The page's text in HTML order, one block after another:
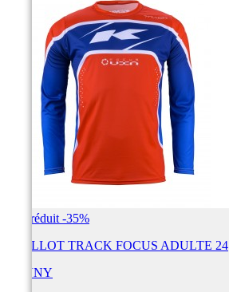
Prix réduit -35%
MAILLOT TRACK FOCUS ADULTE 24
KENNY